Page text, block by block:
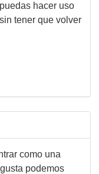
hacer uso
tener que volver
como una
podemos